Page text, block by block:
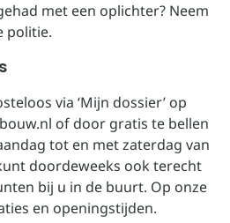
met een oplichter? Neem
politie.
via ‘Mijn dossier’ op
of door gratis te bellen
tot en met zaterdag van
doordeweeks ook terecht
bij u in de buurt. Op onze
en openingstijden.